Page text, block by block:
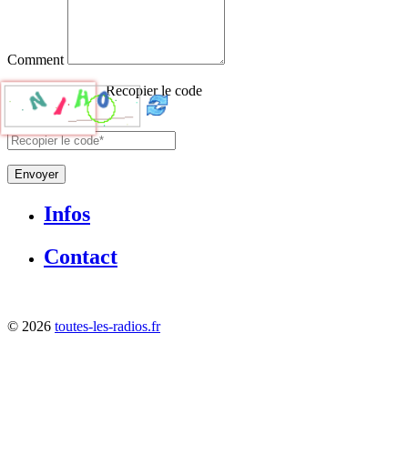
Comment
Recopier le code
Envoyer
Infos
Contact
© 2026 toutes-les-radios.fr